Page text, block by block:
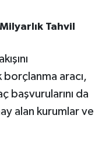
Tahvil
aracı,
başvurularını da
alan kurumlar ve